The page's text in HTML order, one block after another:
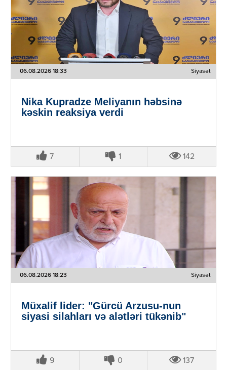
06.08.2026 18:33 Siyasət
Nika Kupradze Meliyanın həbsinə
kəskin reaksiya verdi
7 1 142
06.08.2026 18:23 Siyasət
Müxalif lider: "Gürcü Arzusu-nun
siyasi silahları və alətləri tükənib"
9 0 137